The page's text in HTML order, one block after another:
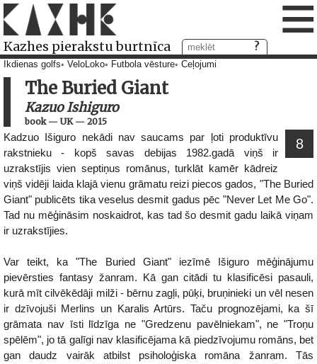
Kazhes pierakstu burtnīca ≡
Ikdienas golfs VeloLoko Futbola vēsture Ceļojumi
The Buried Giant
Kazuo Ishiguro
book— UK— 2015
8
Kadzuo Išiguro nekādi nav saucams par ļoti produktīvu
rakstnieku - kopš savas debijas 1982.gadā viņš ir
uzrakstījis vien septiņus romānus, turklāt kamēr kādreiz
viņš vidēji laida klajā vienu grāmatu reizi piecos gados, "The Buried
Giant" publicēts tika veselus desmit gadus pēc "Never Let Me Go".
Tad nu mēģināsim noskaidrot, kas tad šo desmit gadu laikā viņam
ir uzrakstījies.
Var teikt, ka "The Buried Giant" iezīmē Išiguro mēģinājumu
pievērsties fantasy žanram. Kā gan citādi tu klasificēsi pasauli,
kurā mīt cilvēkēdāji milži - bērnu zagļi, pūķi, bruņinieki un vēl nesen
ir dzīvojuši Merlins un Karalis Artūrs. Taču prognozējami, ka šī
grāmata nav īsti līdzīga ne "Gredzenu pavēlniekam", ne "Troņu
spēlēm", jo tā galīgi nav klasificējama kā piedzīvojumu romāns, bet
gan daudz vairāk atbilst psiholoģiska romāna žanram. Tās